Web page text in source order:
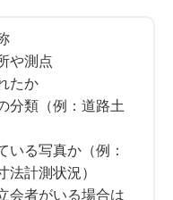
や測点
たか
分類（例：道路土
いる写真か（例：
計測状況）
会者がいる場合は